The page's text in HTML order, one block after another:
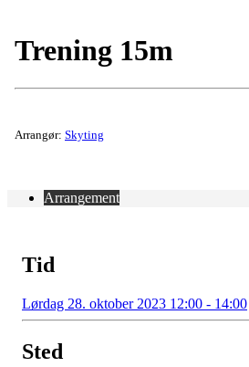
Trening 15m
Arrangør: Skyting
Arrangement
Tid
Lørdag 28. oktober 2023 12:00 - 14:00
Sted